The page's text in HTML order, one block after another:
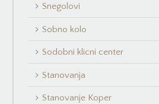
Snegolovi
Sobno kolo
Sodobni klicni center
Stanovanja
Stanovanje Koper